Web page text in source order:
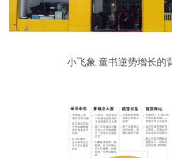
小飞象 童书逆势增长的